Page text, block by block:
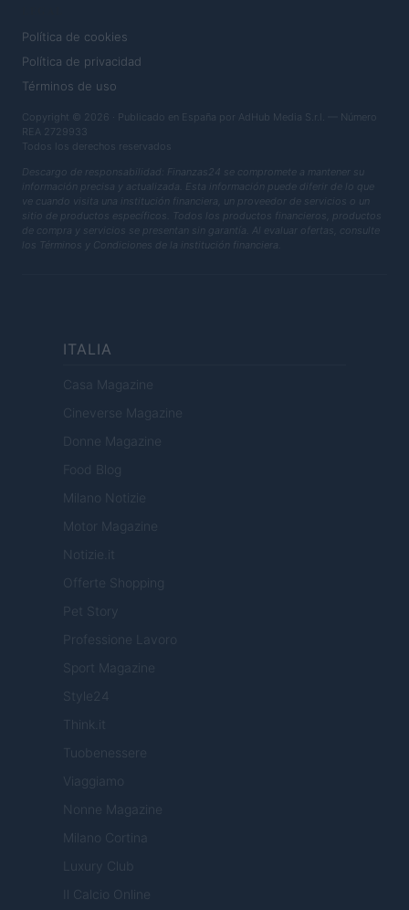
Política de cookies
Política de privacidad
Términos de uso
Copyright © 2026 · Publicado en España por AdHub Media S.r.l. — Número
REA 2729933
Todos los derechos reservados
Descargo de responsabilidad: Finanzas24 se compromete a mantener su
información precisa y actualizada. Esta información puede diferir de lo que
ve cuando visita una institución financiera, un proveedor de servicios o un
sitio de productos específicos. Todos los productos financieros, productos
de compra y servicios se presentan sin garantía. Al evaluar ofertas, consulte
los Términos y Condiciones de la institución financiera.
ITALIA
Casa Magazine
Cineverse Magazine
Donne Magazine
Food Blog
Milano Notizie
Motor Magazine
Notizie.it
Offerte Shopping
Pet Story
Professione Lavoro
Sport Magazine
Style24
Think.it
Tuobenessere
Viaggiamo
Nonne Magazine
Milano Cortina
Luxury Club
Il Calcio Online